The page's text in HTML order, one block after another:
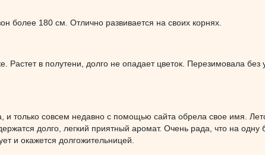
более 180 см. Отлично развивается на своих корнях.
Растет в полутени, долго не опадает цветок. Перезимовала
и только совсем недавно с помощью сайта обрела свое имя.
долго, легкий приятный аромат. Очень рада, что на одну
и окажется долгожительницей.